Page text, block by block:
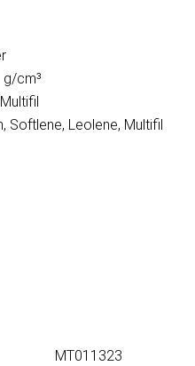
cm³
Softlene, Leolene, Multifil
MT011323